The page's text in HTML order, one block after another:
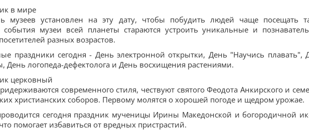
в мире
музеев установлен на эту дату, чтобы побудить людей чаще посещать
музеи всей планеты стараются устроить уникальные и
разных возрастов.
праздники сегодня - День электронной открытки, День "Научись плавать",
День логопеда-дефектолога и День восхищения растениями.
церковный
современного стиля, чествуют святого Феодота Анкирского и
христианских соборов. Первому молятся о хорошей погоде и щедром урожае.
сегодня праздник мученицы Ирины Македонской и богородичной
помогает избавиться от вредных пристрастий.